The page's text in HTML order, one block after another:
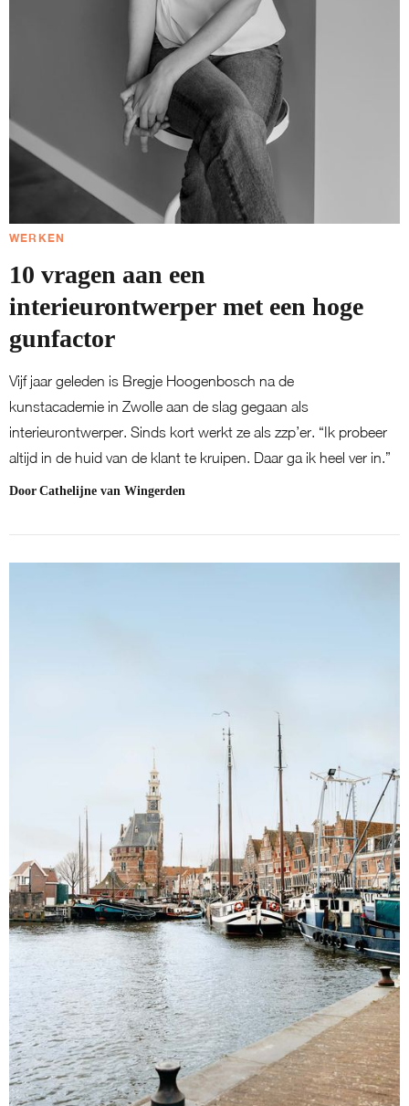
WERKEN
10 vragen aan een
interieurontwerper met een hoge
gunfactor
Vijf jaar geleden is Bregje Hoogenbosch na de
kunstacademie in Zwolle aan de slag gegaan als
interieurontwerper. Sinds kort werkt ze als zzp’er. “Ik probeer
altijd in de huid van de klant te kruipen. Daar ga ik heel ver in.”
Door Cathelijne van Wingerden